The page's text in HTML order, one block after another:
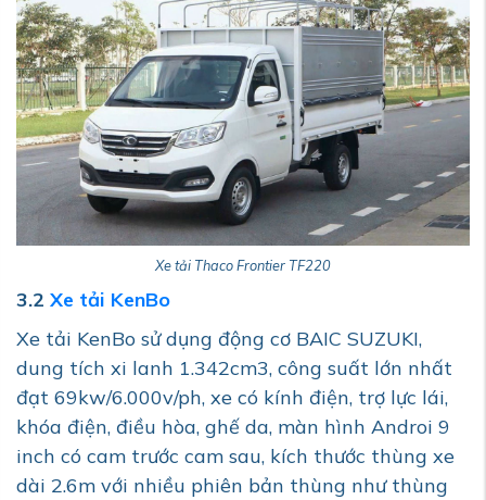
Xe tải Thaco Frontier TF220
3.2 Xe tải KenBo
Xe tải KenBo sử dụng động cơ BAIC SUZUKI,
dung tích xi lanh 1.342cm3, công suất lớn nhất
đạt 69kw/6.000v/ph, xe có kính điện, trợ lực lái,
khóa điện, điều hòa, ghế da, màn hình Androi 9
inch có cam trước cam sau, kích thước thùng xe
dài 2.6m với nhiều phiên bản thùng như thùng